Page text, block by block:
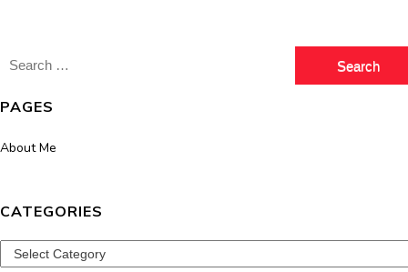
Search
PAGES
About Me
CATEGORIES
Categories